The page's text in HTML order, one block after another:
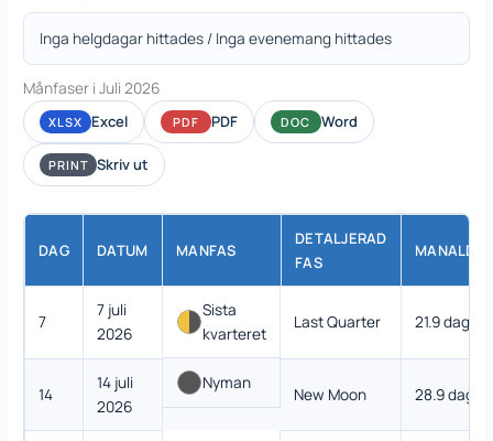
Inga helgdagar hittades / Inga evenemang hittades
Månfaser i Juli 2026
XLSX Excel PDF PDF DOC Word
PRINT Skriv ut
DAG DATUM MANFAS
DETALJERAD
FAS
7
7 juli
2026
Sista
kvarteret
Last Quarter 21.9 dagar
14
14 juli
2026
Nyman
New Moon 28.9 dagar